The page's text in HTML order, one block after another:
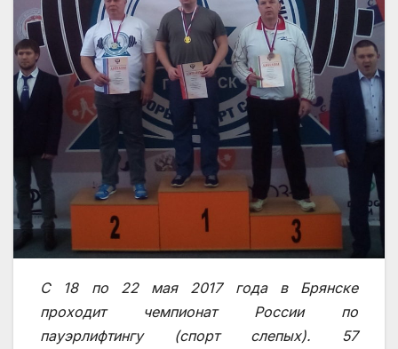
С 18 по 22 мая 2017 года в Брянске
проходит чемпионат России по
пауэрлифтингу (спорт слепых). 57